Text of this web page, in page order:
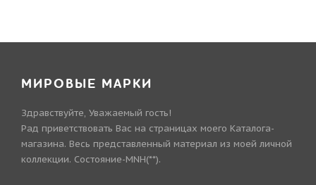
МИРОВЫЕ МАРКИ
Здравствуйте, Уважаемый гость!
Рад приветствовать Вас на страницах моего Каталога-
магазина. Весь представленный материал из моей личной
коллекции. Состояние-MNH(**).